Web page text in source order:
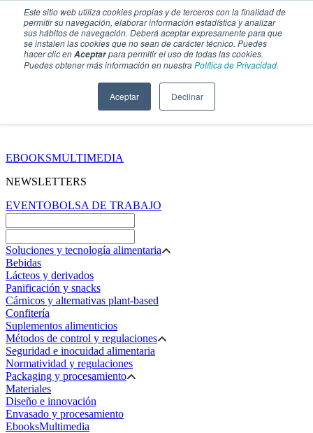
Este sitio web utiliza cookies propias y de terceros con la finalidad de
permitir su navegación, elaborar información estadística y analizar
sus hábitos de navegación. Deberá aceptar expresamente para que
se instalen las cookies que no sean de carácter técnico. Puedes
hacer clic enAceptarpara permitir el uso de todas las cookies.
Puedes obtener más información en nuestraPolítica de Privacidad.
Aceptar Declinar
EBOOKSMULTIMEDIA
NEWSLETTERS
EVENTOBOLSA DE TRABAJO
Soluciones y tecnología alimentaria
Bebidas
Lácteos y derivados
Panificación y snacks
Cárnicos y alternativas plant-based
Confitería
Suplementos alimenticios
Métodos de control y regulaciones
Seguridad e inocuidad alimentaria
Normatividad y regulaciones
Packaging y procesamiento
Materiales
Diseño e innovación
Envasado y procesamiento
EbooksMultimedia